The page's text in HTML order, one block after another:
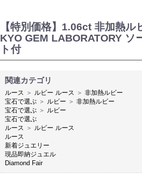
【特別価格】1.06ct 非加熱
KYO GEM LABORATORY ソ
ト付
関連カテゴリ
ルース ＞ ルビー ルース ＞ 非加熱ルビー
宝石で選ぶ ＞ ルビー ＞ 非加熱ルビー
宝石で選ぶ ＞ ルビー
宝石で選ぶ
ルース ＞ ルビー ルース
ルース
新着ジュエリー
現品即納ジュエル
Diamond Fair